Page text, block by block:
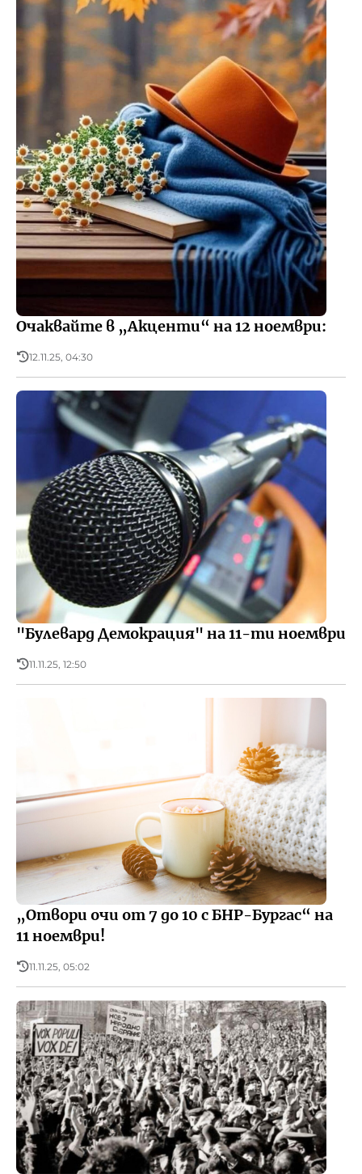
Очаквайте в „Акценти“ на 12 ноември:
12.11.25, 04:30
"Булевард Демокрация" на 11-ти ноември
11.11.25, 12:50
„Отвори очи от 7 до 10 с БНР-Бургас“ на
11 ноември!
11.11.25, 05:02